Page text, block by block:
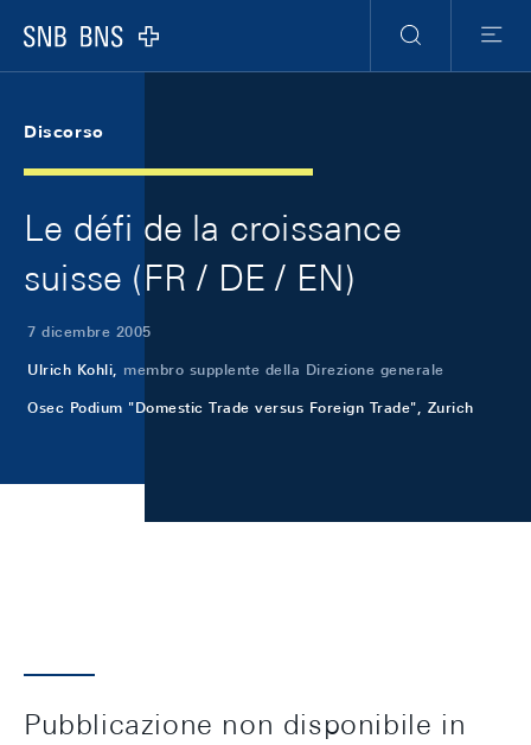
Logo
Ricerca
Menu
Discorso
Le défi de la croissance
suisse (FR / DE / EN)
7 dicembre 2005
Ulrich Kohli, membro supplente della Direzione generale
Osec Podium "Domestic Trade versus Foreign Trade", Zurich
Pubblicazione non disponibile in